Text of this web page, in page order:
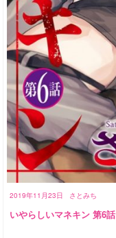
2019年11月23日 さとみち
いやらしいマネキン 第6話